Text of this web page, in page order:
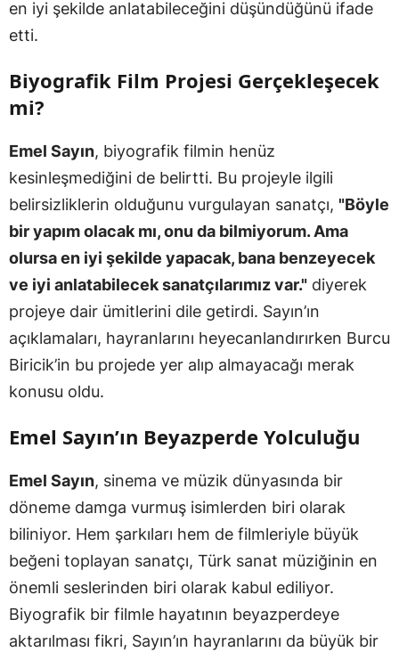
en iyi şekilde anlatabileceğini düşündüğünü ifade
etti.
Biyografik Film Projesi Gerçekleşecek
mi?
Emel Sayın, biyografik filmin henüz
kesinleşmediğini de belirtti. Bu projeyle ilgili
belirsizliklerin olduğunu vurgulayan sanatçı, "Böyle
bir yapım olacak mı, onu da bilmiyorum. Ama
olursa en iyi şekilde yapacak, bana benzeyecek
ve iyi anlatabilecek sanatçılarımız var." diyerek
projeye dair ümitlerini dile getirdi. Sayın’ın
açıklamaları, hayranlarını heyecanlandırırken Burcu
Biricik’in bu projede yer alıp almayacağı merak
konusu oldu.
Emel Sayın’ın Beyazperde Yolculuğu
Emel Sayın, sinema ve müzik dünyasında bir
döneme damga vurmuş isimlerden biri olarak
biliniyor. Hem şarkıları hem de filmleriyle büyük
beğeni toplayan sanatçı, Türk sanat müziğinin en
önemli seslerinden biri olarak kabul ediliyor.
Biyografik bir filmle hayatının beyazperdeye
aktarılması fikri, Sayın’ın hayranlarını da büyük bir